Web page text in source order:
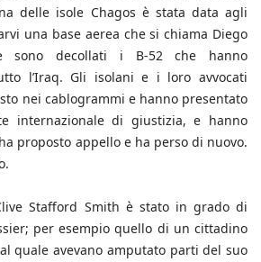
delle isole Chagos è stata data agli
una base aerea che si chiama Diego
sono decollati i B-52 che hanno
l’Iraq. Gli isolani e i loro avvocati
nei cablogrammi e hanno presentato
internazionale di giustizia, e hanno
proposto appello e ha perso di nuovo.
Stafford Smith è stato in grado di
per esempio quello di un cittadino
quale avevano amputato parti del suo